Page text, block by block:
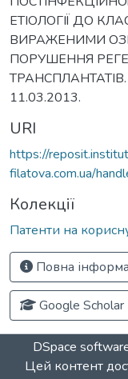
ЕТІОЛОГІЇ ДО
ВИРАЖЕНИМИ
ПОРУШЕННЯ
ТРАНСПЛАНТАТІВ.
11.03.2013.
URI
https://
filatova.com.ua/
Колекції
Патенти на
Повна
Google Scholar
DSpace
Цей контент